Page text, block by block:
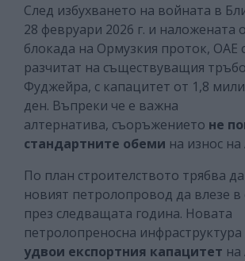
След избухването на войната в
28 февруари 2026 г. и наложената
блокада на Ормузкия проток, ОАЕ
разчитат на съществуващия
Фуджейра, с капацитет от 1,8
ден. Въпреки че е важна
алтернатива, съоръжението не
стандартните обеми на износ на
По план строителството трябва
новият петролопровод да влезе в
през следващата година. Новата
петролопреносна инфраструктура
удвои експортния капацитет на